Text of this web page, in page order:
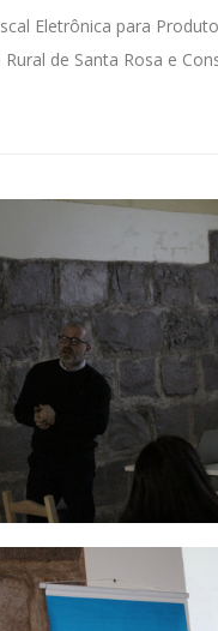
Eletrônica para
de Santa Rosa e